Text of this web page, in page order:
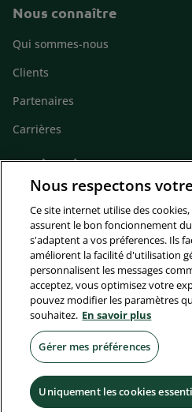
Nous connaître
Footer
Qui sommes-nous
Clients
Partenaires
Carrières
Gardons le contact
Footer
contact
Actualités
Contact
Suivez-nous
Footer
socials
Disclaimer
Conditions Générales Assurances
Informations légales/Plaintes
Confidentialité et Vie Privée
Nous respectons
Ce site internet utilise des
assurent le bon foncionnement
s'adaptent a vos préferences. Ils
améliorent la facilité d'utilisation
personnalisent les messages
acceptez, vous optimisez votre
pouvez modifier les paramètres
souhaitez. En savoir plus
Gérer mes préférences
Uniquement les cookies